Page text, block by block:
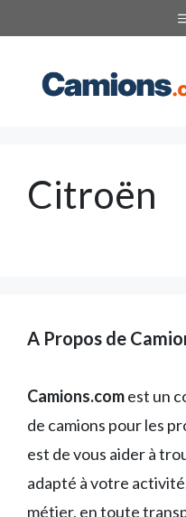
au
contenu
Citroën
A Propos de
Camions.comest un
de camions pour les
est de vous aider à
adapté à votre
métier, en toute